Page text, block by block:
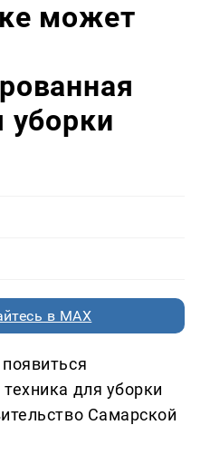
может
уборки
в MAX
для уборки
Самарской